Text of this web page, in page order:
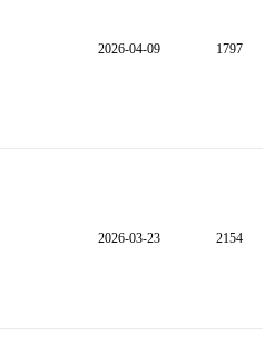
2026-04-09 1797
2026-03-23 2154